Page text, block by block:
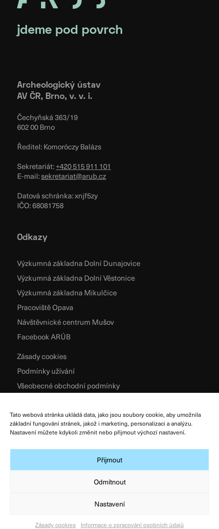
Tato webová stránka ukládá data, jako jsou soubory cookie, aby umožnila
základní fungování stránek, jakož i marketing, personalizaci a analýzu.
Nastavení můžete kdykoli změnit nebo přijmout výchozí nastavení.
Přijmout
Odmítnout
Nastavení
Zásady cookies Informace o zpracování osobních údajů
jdeme pod povrch
Archeologický ústav
AV ČR, Brno, v. v. i.
Čechyňská 363/19
602 00 Brno
Ředitel: Komoróczy Balázs
Sekretariát:+420 515 911 101
E-mail:sekretariat@arub.cz
Datová schránka: xnjf5zy
IČO: 68081758
Odkazy
Výzkumná základna Dolní Dunajovice
Výzkumná základna Dolní Věstonice
Výzkumná základna Mikulčice
Pracoviště Opava
Návštěvnické centrum Mušov
Facebook ARÚB
Zásady cookies
Podmínky užívání
Všeobecné obchodní podmínky
© Archeologický ústav AV ČR, Brno, v. v. i. 2026